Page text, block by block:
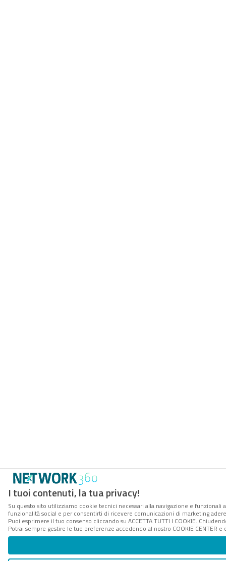
I tuoi contenuti, la tua privacy!
Su questo sito utilizziamo cookie tecnici necessari alla navigazione e
funzionalità social e per consentirti di ricevere comunicazioni di marketing
Puoi esprimere il tuo consenso cliccando su ACCETTA TUTTI I COOKIE.
Potrai sempre gestire le tue preferenze accedendo al nostro COOKIE